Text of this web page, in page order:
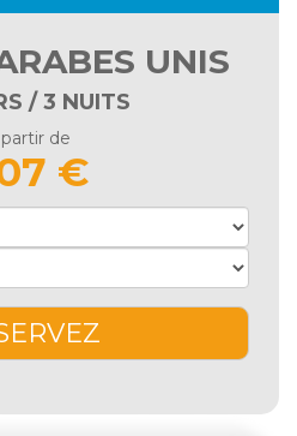
UNIS
/ 3 NUITS
de
€